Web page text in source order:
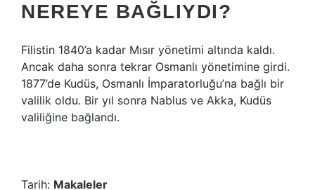
NEREYE BAĞLIYDI?
Filistin 1840’a kadar Mısır yönetimi altında kaldı.
Ancak daha sonra tekrar Osmanlı yönetimine girdi.
1877’de Kudüs, Osmanlı İmparatorluğu’na bağlı bir
valilik oldu. Bir yıl sonra Nablus ve Akka, Kudüs
valiliğine bağlandı.
Tarih: Makaleler